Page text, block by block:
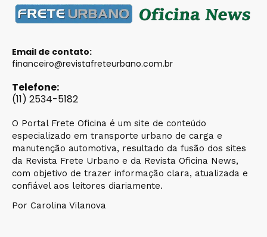
Email de contato:
financeiro@revistafreteurbano.com.br
Telefone:
(11) 2534-5182
O Portal Frete Oficina é um site de conteúdo
especializado em transporte urbano de carga e
manutenção automotiva, resultado da fusão dos sites
da Revista Frete Urbano e da Revista Oficina News,
com objetivo de trazer informação clara, atualizada e
confiável aos leitores diariamente.
Por Carolina Vilanova